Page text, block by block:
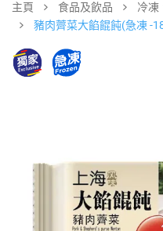
主頁 食品及飲品 冷凍
豬肉薺菜大餡餛飩(急凍 -